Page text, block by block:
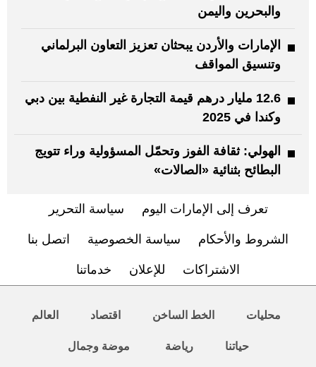
والبحرين واليمن
الإمارات والأردن يبحثان تعزيز التعاون البرلماني
وتنسيق المواقف
12.6 مليار درهم قيمة التجارة غير النفطية بين دبي
وكندا في 2025
الهولي: ثقافة الفوز وتحمّل المسؤولية وراء تتويج
البطائح بثنائية «الصالات»
تعرف إلى الإمارات اليوم سياسة التحرير
الشروط والأحكام سياسة الخصوصية اتصل بنا
الاشتراكات للإعلان خدماتنا
محليات الخط الساخن اقتصاد العالم
حياتنا رياضة موضة وجمال